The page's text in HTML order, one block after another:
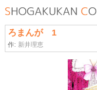
ろまんが 1
作: 新井理恵